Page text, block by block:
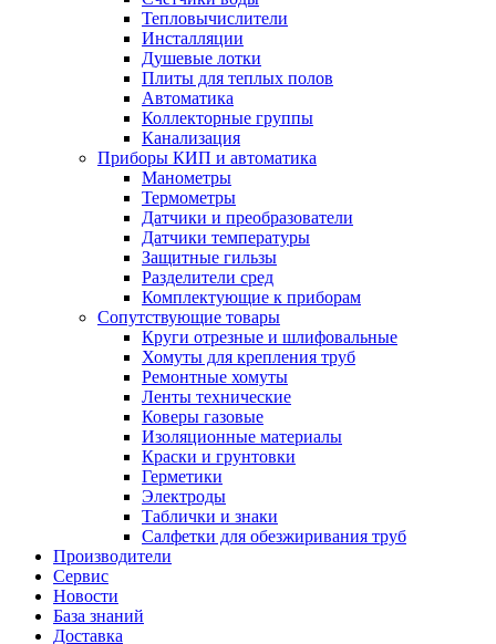
Тепловычислители
Инсталляции
Душевые лотки
Плиты для теплых полов
Автоматика
Коллекторные группы
Канализация
Приборы КИП и автоматика
Манометры
Термометры
Датчики и преобразователи
Датчики температуры
Защитные гильзы
Разделители сред
Комплектующие к приборам
Сопутствующие товары
Круги отрезные и шлифовальные
Хомуты для крепления труб
Ремонтные хомуты
Ленты технические
Коверы газовые
Изоляционные материалы
Краски и грунтовки
Герметики
Электроды
Таблички и знаки
Салфетки для обезжиривания труб
Производители
Сервис
Новости
База знаний
Доставка